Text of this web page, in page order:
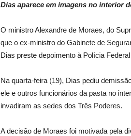
Dias aparece em imagens no interior
O ministro Alexandre de Moraes, do
que o ex-ministro do Gabinete de
Dias preste depoimento à Polícia
Na quarta-feira (19), Dias pediu
ele e outros funcionários da pasta no
invadiram as sedes dos Três Poderes.
A decisão de Moraes foi motivada pela